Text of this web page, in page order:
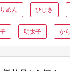
めん ひじき
明太子 か